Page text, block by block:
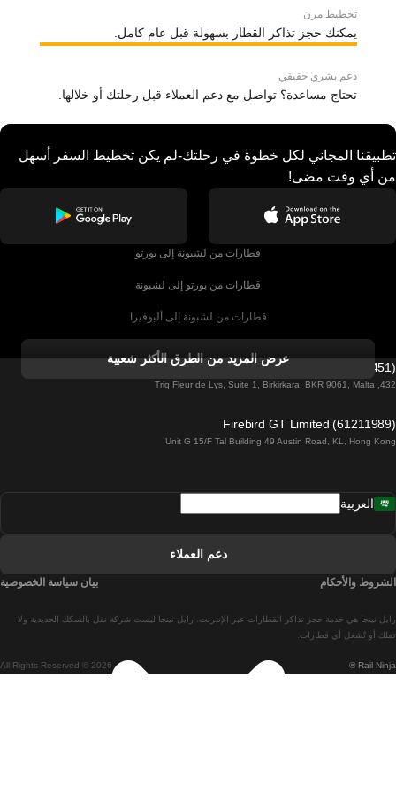
تخطيط مرن
يمكنك حجز تذاكر القطار بسهولة قبل عام كامل.
دعم بشري حقيقي
تحتاج مساعدة؟ تواصل مع دعم العملاء قبل رحلتك أو خلالها.
تطبيقنا المجاني لكل خطوة في رحلتك-لم يكن تخطيط السفر أسهل
من أي وقت مضى!
قطارات من لشبونة إلى بورتو
قطارات من بورتو إلى لشبونة
قطارات من لشبونة إلى ألبوفيرا
قطارات من ألبوفيرا إلى لشبونة
قطارات من لشبونة إلى لاغوس
قطارات من لشبونة إلى مدريد
قطارات من مدريد إلى برشلونة
عرض المزيد من الطرق الأكثر شعبية
Firebird GT Limited (OC 1451)
432, Triq Fleur de Lys, Suite 1, Birkirkara, BKR 9061, Malta
Firebird GT Limited (61211989)
Unit G 15/F Tal Building 49 Austin Road, KL, Hong Kong
Rail Ninja ®
All Rights Reserved © 2026
رايل نينجا هي خدمة حجز تذاكر القطارات عبر الإنترنت. رايل نينجا ليست شركة نقل بالسكك الحديدية ولا
تملك أو تُشغل أي قطارات.
العربية
دعم العملاء
الشروط والأحكام بيان سياسة الخصوصية